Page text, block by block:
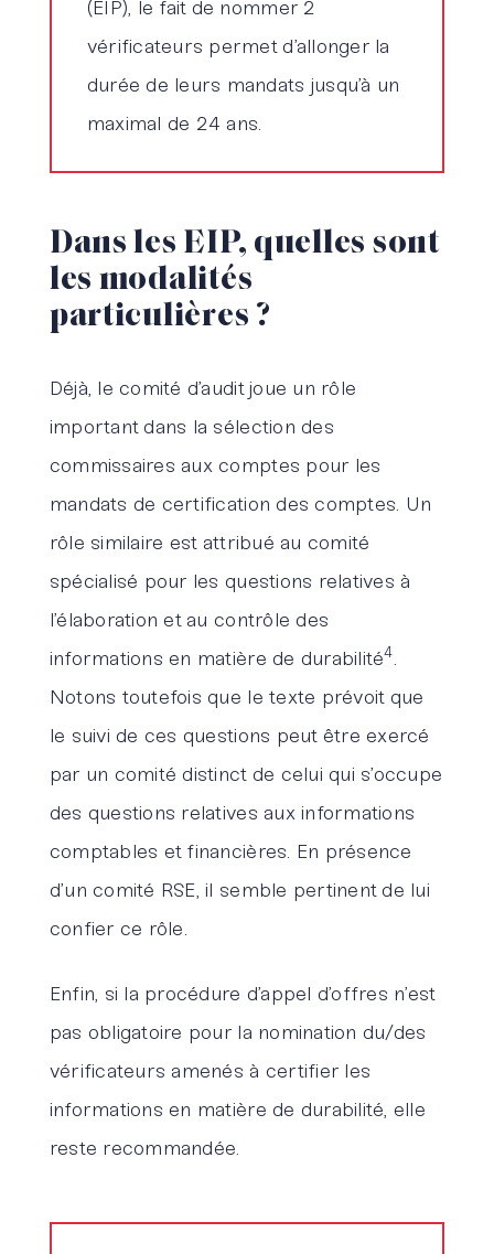
(EIP), le fait de nommer 2
vérificateurs permet d’allonger la
durée de leurs mandats jusqu’à un
maximal de 24 ans.
Dans les EIP, quelles sont
les modalités
particulières ?
Déjà, le comité d’audit joue un rôle
important dans la sélection des
commissaires aux comptes pour les
mandats de certification des comptes. Un
rôle similaire est attribué au comité
spécialisé pour les questions relatives à
l’élaboration et au contrôle des
informations en matière de durabilité4.
Notons toutefois que le texte prévoit que
le suivi de ces questions peut être exercé
par un comité distinct de celui qui s’occupe
des questions relatives aux informations
comptables et financières. En présence
d’un comité RSE, il semble pertinent de lui
confier ce rôle.
Enfin, si la procédure d’appel d’offres n’est
pas obligatoire pour la nomination du/des
vérificateurs amenés à certifier les
informations en matière de durabilité, elle
reste recommandée.